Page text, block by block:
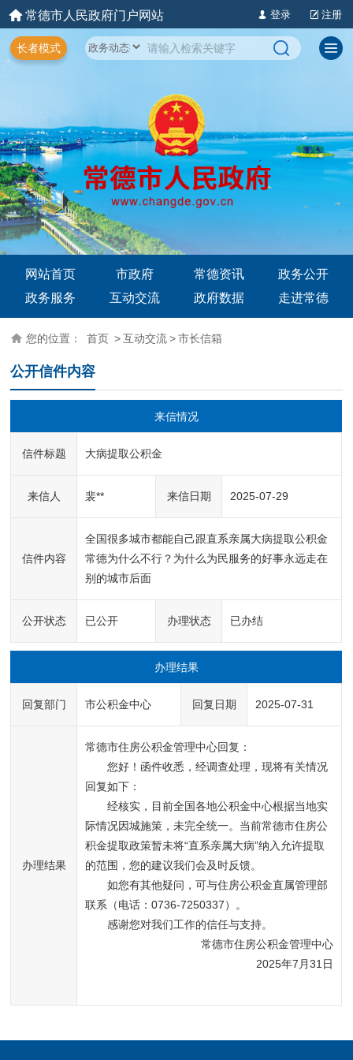
常德市人民政府门户网站 登录 注册
长者模式
网站首页 市政府 常德资讯
政务公开
政务服务
互动交流 政府数据 走进常德
您的位置： 首页 > 互动交流 > 市长信箱
公开信件内容
来信情况
信件标题 大病提取公积金
来信人 裴** 来信日期 2025-07-29
信件内容
全国很多城市都能自己跟直系亲属大病提取公积金
常德为什么不行？为什么为民服务的好事永远走在
别的城市后面
公开状态 已公开 办理状态 已办结
办理结果
回复部门 市公积金中心 回复日期 2025-07-31
办理结果
常德市住房公积金管理中心回复：
您好！函件收悉，经调查处理，现将有关情况
回复如下：
经核实，目前全国各地公积金中心根据当地实
际情况因城施策，未完全统一。当前常德市住房公
积金提取政策暂未将“直系亲属大病”纳入允许提取
的范围，您的建议我们会及时反馈。
如您有其他疑问，可与住房公积金直属管理部
联系（电话：0736-7250337）。
感谢您对我们工作的信任与支持。
常德市住房公积金管理中心
2025年7月31日